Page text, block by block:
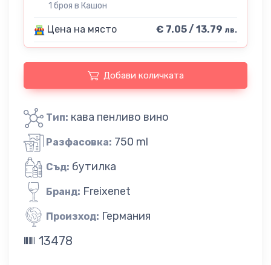
1 броя в Кашон
Цена на място € 7.05 / 13.79 лв.
Добави количката
Тип: кава пенливо вино
Разфасовка: 750 ml
Съд: бутилка
Бранд: Freixenet
Произход: Германия
13478